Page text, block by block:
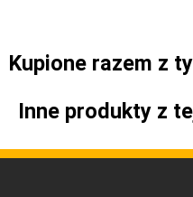
Kupione razem z
Inne produkty z